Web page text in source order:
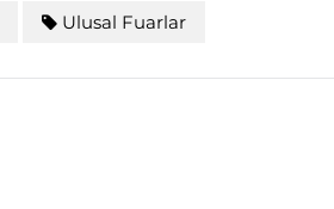
Ulusal Fuarlar